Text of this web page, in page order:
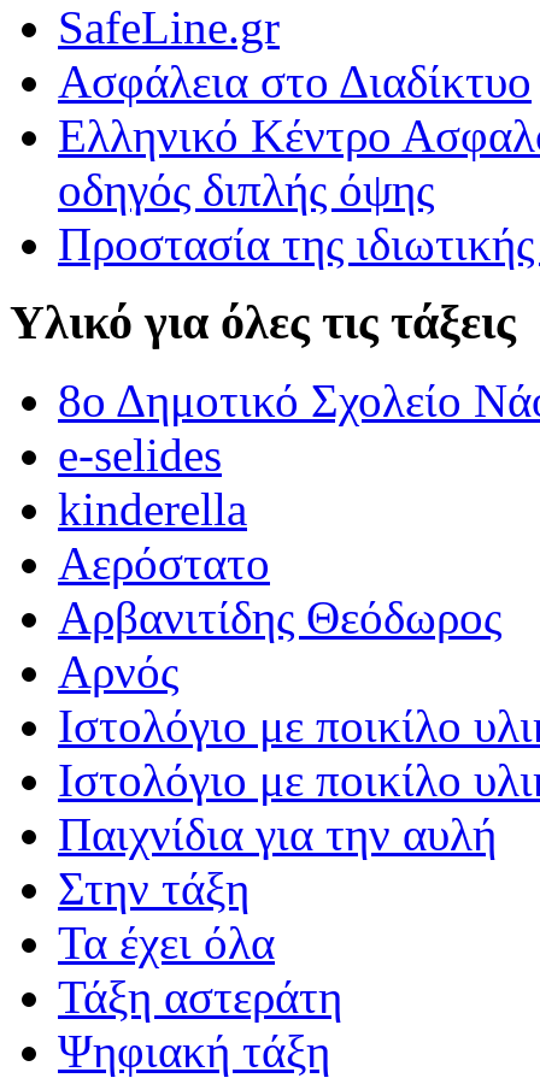
Εκφράζομαι μέσα από την τέχνη.\r\nΠαρατηρήσαμε πολύ
ΟΙ ΑΓΡΙΟΠΑΠΙΕΣ ΠΕΤΟΥΝ ΣΤΟ 3Ο ΔΗΜΟΤΙΚΟ ΣΧΟΛΕΙΟ
ΟΙ ΑΓΡΙΟΠΑΠΙΕΣ ΠΕΤΟΥΝ ΣΤΟ 3Ο ΔΗΜΟΤΙΚΟ ΣΧΟΛΕΙΟ
SafeLine.gr
Ασφάλεια στο Διαδίκτυο
Ελληνικό Κέντρο
οδηγός διπλής όψης
Προστασία της
Υλικό για όλες τις τάξεις
8ο Δημοτικό Σχολείο
e-selides
kinderella
Αερόστατο
Αρβανιτίδης Θεόδωρος
Αρνός
Ιστολόγιο με ποικίλο
Ιστολόγιο με ποικίλο
Παιχνίδια για την αυλή
Στην τάξη
Τα έχει όλα
Τάξη αστεράτη
Ψηφιακή τάξη